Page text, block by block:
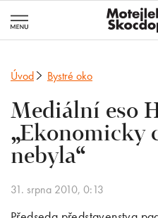
Úvod Bystré oko
Mediální eso
„Ekonomicky
nebyla“
31. srpna 2010, 0:13